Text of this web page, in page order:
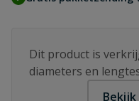
Dit product is
diameters en